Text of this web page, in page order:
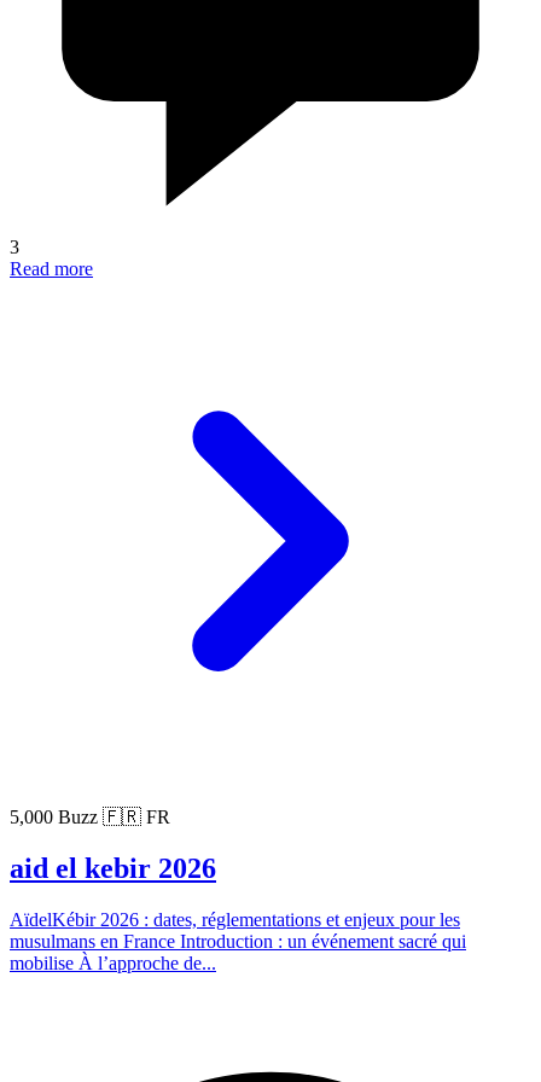
3
Read more
5,000 Buzz 🇫🇷 FR
aid el kebir 2026
AïdelKébir 2026 : dates, réglementations et enjeux pour les
musulmans en France Introduction : un événement sacré qui
mobilise À l’approche de...